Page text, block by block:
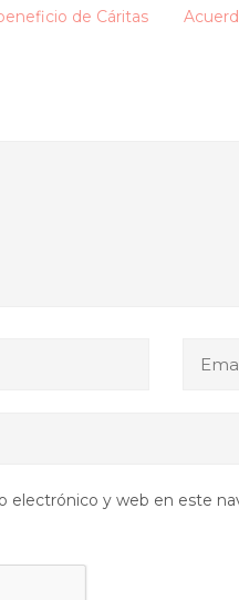
de Cáritas
electrónico y web en este